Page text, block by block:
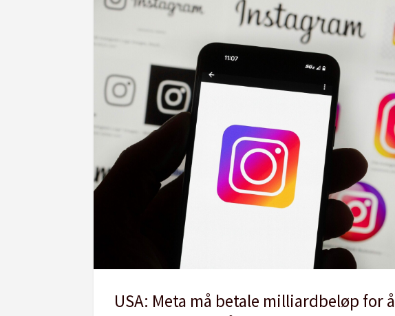
USA: Meta må betale milliardbeløp for å